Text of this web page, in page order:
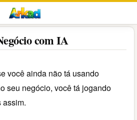
com IA
você ainda não tá usando
seu negócio, você tá jogando
assim.